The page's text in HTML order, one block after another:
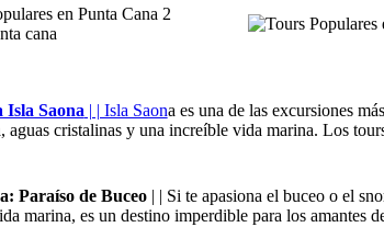
cana
Isla Saona | | Isla Saona es una de las excursiones
aguas cristalinas y una increíble vida marina. Los
Paraíso de Buceo| | Si te apasiona el buceo o el
marina, es un destino imperdible para los amantes